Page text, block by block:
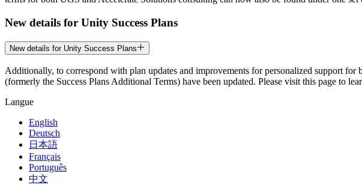
New details for Unity Success Plans
New details for Unity Success Plans
Additionally, to correspond with plan updates and improvements for personalized support for
(formerly the Success Plans Additional Terms) have been updated. Please visit this page to
Langue
English
Deutsch
日本語
Français
Português
中文